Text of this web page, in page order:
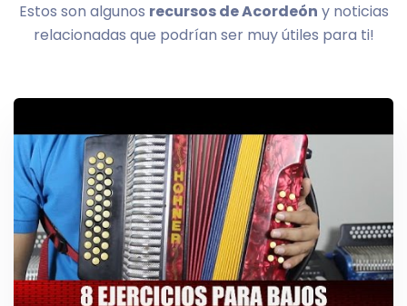
Estos son algunos recursos de Acordeón y noticias
relacionadas que podrían ser muy útiles para ti!